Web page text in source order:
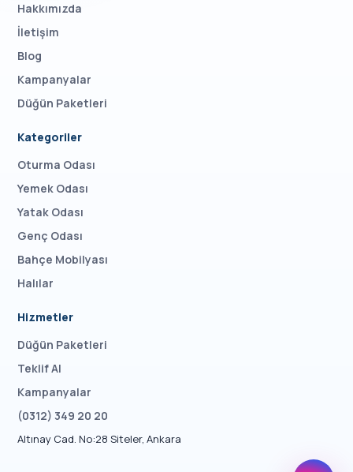
Hakkımızda
İletişim
Blog
Kampanyalar
Düğün Paketleri
Kategoriler
Oturma Odası
Yemek Odası
Yatak Odası
Genç Odası
Bahçe Mobilyası
Halılar
Hizmetler
Düğün Paketleri
Teklif Al
Kampanyalar
(0312) 349 20 20
Altınay Cad. No:28 Siteler, Ankara